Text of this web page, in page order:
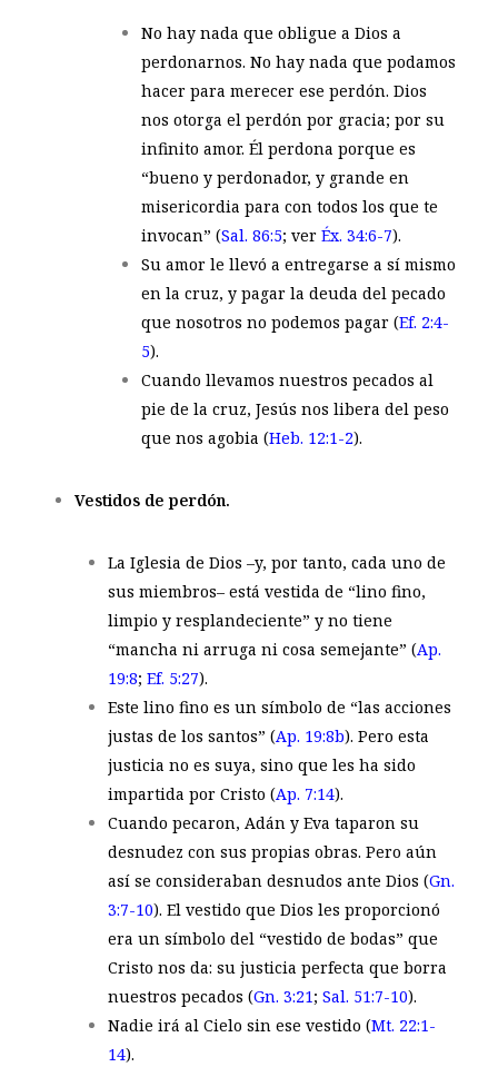
No hay nada que obligue a Dios a
perdonarnos. No hay nada que podamos
hacer para merecer ese perdón. Dios
nos otorga el perdón por gracia; por su
infinito amor. Él perdona porque es
“bueno y perdonador, y grande en
misericordia para con todos los que te
invocan” (Sal. 86:5; ver Éx. 34:6-7).
Su amor le llevó a entregarse a sí mismo
en la cruz, y pagar la deuda del pecado
que nosotros no podemos pagar (Ef. 2:4-
5).
Cuando llevamos nuestros pecados al
pie de la cruz, Jesús nos libera del peso
que nos agobia (Heb. 12:1-2).
Vestidos de perdón.
La Iglesia de Dios –y, por tanto, cada uno de
sus miembros– está vestida de “lino fino,
limpio y resplandeciente” y no tiene
“mancha ni arruga ni cosa semejante” (Ap.
19:8; Ef. 5:27).
Este lino fino es un símbolo de “las acciones
justas de los santos” (Ap. 19:8b). Pero esta
justicia no es suya, sino que les ha sido
impartida por Cristo (Ap. 7:14).
Cuando pecaron, Adán y Eva taparon su
desnudez con sus propias obras. Pero aún
así se consideraban desnudos ante Dios (Gn.
3:7-10). El vestido que Dios les proporcionó
era un símbolo del “vestido de bodas” que
Cristo nos da: su justicia perfecta que borra
nuestros pecados (Gn. 3:21; Sal. 51:7-10).
Nadie irá al Cielo sin ese vestido (Mt. 22:1-
14).